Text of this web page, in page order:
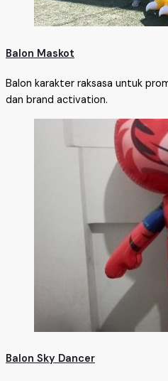
Balon Maskot
Balon karakter raksasa untuk
dan brand activation.
Balon Sky Dancer